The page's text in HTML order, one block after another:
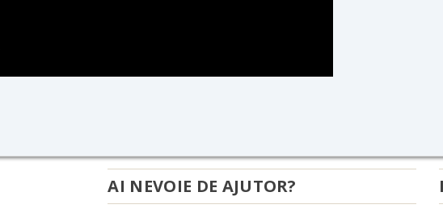
AI NEVOIE DE AJUTOR?